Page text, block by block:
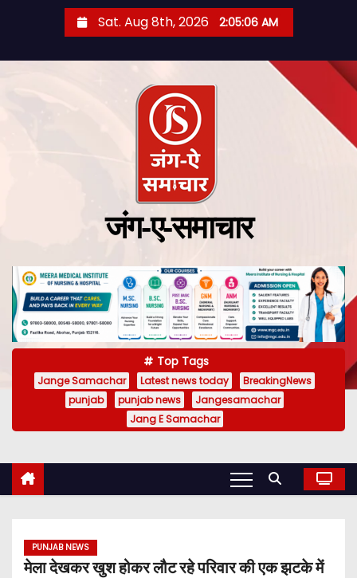
Sat. Aug 8th, 2026 2:05:07 AM
जंग-ए-समाचार
Top Tags
Jange Samachar Latest news today
BreakingNews
punjab
punjab news
Jangesamachar
Jang E Samachar
PUNJAB NEWS
मेला देखकर खुश होकर लौट रहे परिवार की एक झटके में